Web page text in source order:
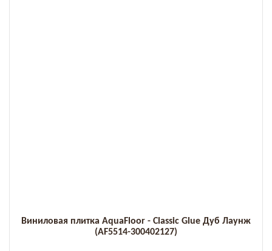
Виниловая плитка AquaFloor - Classic Glue Дуб Лаунж
(AF5514-300402127)